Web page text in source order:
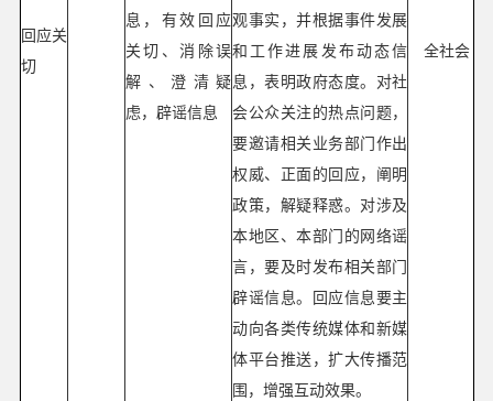
回应关
切
息，有效回应
关切、消除误
解、澄清疑
虑，辟谣信息
观事实，并根据事件发展
和工作进展发布动态信
息，表明政府态度。对社
会公众关注的热点问题，
要邀请相关业务部门作出
权威、正面的回应，阐明
政策，解疑释惑。对涉及
本地区、本部门的网络谣
言，要及时发布相关部门
辟谣信息。回应信息要主
动向各类传统媒体和新媒
体平台推送，扩大传播范
围，增强互动效果。
全社会